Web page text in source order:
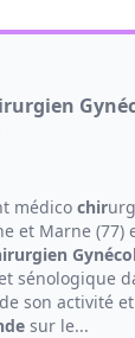
médico chir
et Marne (77)
sénologique
son activité
sur le...